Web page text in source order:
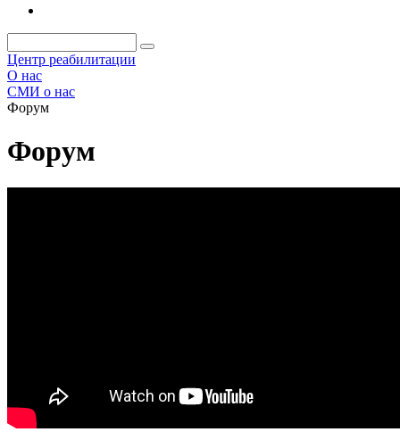
Центр реабилитации
О нас
СМИ о нас
Форум
Форум